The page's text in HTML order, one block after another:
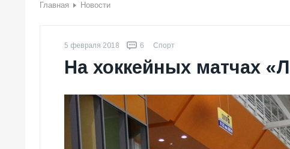
Главная Новости
5 февраля 2018 6 Спорт
На хоккейных матчах